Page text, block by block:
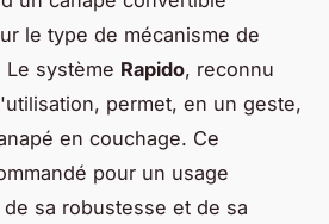
le type de mécanisme de
système Rapido, reconnu
permet, en un geste,
en couchage. Ce
pour un usage
sa robustesse et de sa